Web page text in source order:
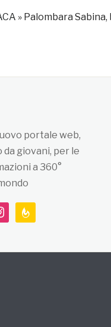
» Palombara
portale web,
giovani, per le
a 360°
feedburner